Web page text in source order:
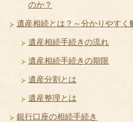
のか？
遺産相続とは？～分かりやすく
遺産相続手続きの流れ
遺産相続手続きの期限
遺産分割とは
遺産整理とは
銀行口座の相続手続き